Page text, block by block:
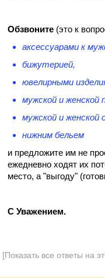
Обзвоните (это к
аксессуарами к
бижутерией,
ювелирными
мужской и женской
мужской и женской
нижним бельем
и предложите им не
ежедневно ходят их
место, а "выгоду"
С Уважением.
[Показать все ответы на